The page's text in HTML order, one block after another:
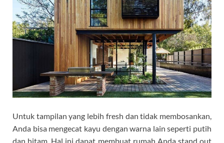
Untuk tampilan yang lebih fresh dan tidak membosankan,
Anda bisa mengecat kayu dengan warna lain seperti putih
dan hitam. Hal ini dapat membuat rumah Anda stand out